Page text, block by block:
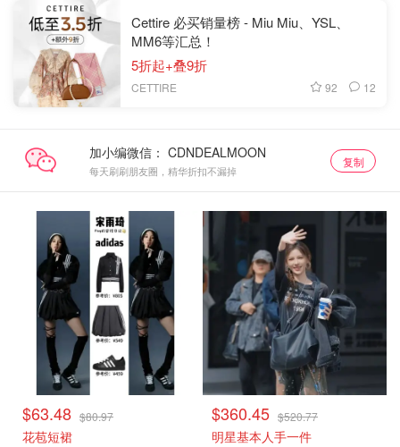
Cettire 必买销量榜 - Miu Miu、YSL、
MM6等汇总！
5折起+叠9折
CETTIRE 92 12
加小编微信：
每天刷刷朋友圈，精华折扣不漏掉
复制
$63.48 $80.97
花苞短裙
$360.45 $520.77
明星基本人手一件